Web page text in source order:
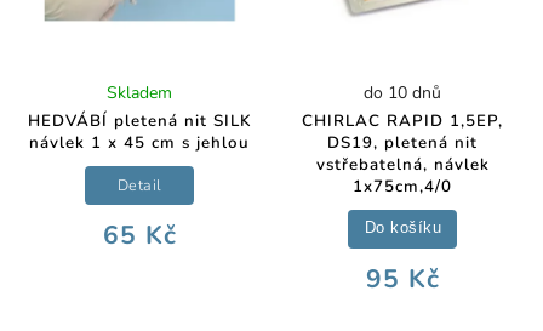
HEDVÁBÍ pletená nit SILK
návlek 1 x 45 cm s jehlou
Skladem
65 Kč
Detail
CHIRLAC RAPID 1,5EP,
DS19, pletená nit
vstřebatelná, návlek
1x75cm,4/0
do 10 dnů
95 Kč
Do košíku